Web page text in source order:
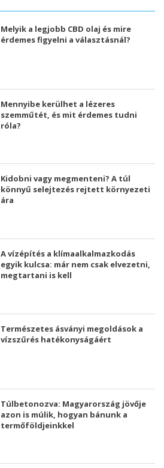
Melyik a legjobb CBD olaj és mire
érdemes figyelni a választásnál?
Mennyibe kerülhet a lézeres
szemműtét, és mit érdemes tudni
róla?
Kidobni vagy megmenteni? A túl
könnyű selejtezés rejtett környezeti
ára
A vízépítés a klímaalkalmazkodás
egyik kulcsa: már nem csak elvezetni,
megtartani is kell
Természetes ásványi megoldások a
vízszűrés hatékonyságáért
Túlbetonozva: Magyarország jövője
azon is múlik, hogyan bánunk a
termőföldjeinkkel